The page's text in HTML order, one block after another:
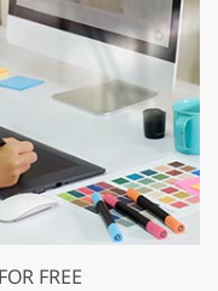
FREE